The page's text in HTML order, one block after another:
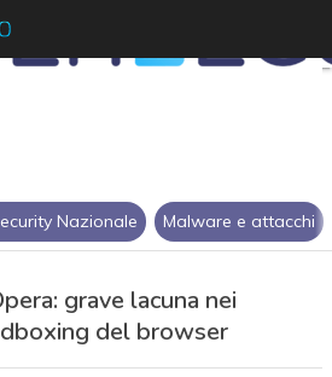
Nazionale Malware e attacchi
grave lacuna nei
del browser